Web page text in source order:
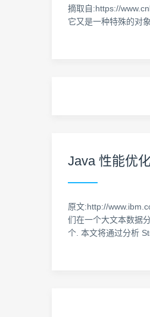
摘取自:https://
它又是一种特殊的对
Java 性能优
原文:http://
们在一个大文本数据
个. 本文将通过分析